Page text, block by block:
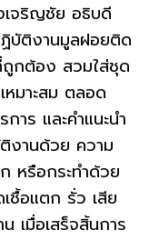
จริญชัย อธิบดี
บัติงานมูลฝอยติด
กต้อง สวมใส่ชุด
มาะสม ตลอด
าร และคำแนะนำ
งานด้วย ความ
หรือกระทำด้วย
ชื้อแตก รั่ว เสีย
เมื่อเสร็จสิ้นการ